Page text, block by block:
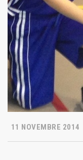
11 NOVEMBRE 2014